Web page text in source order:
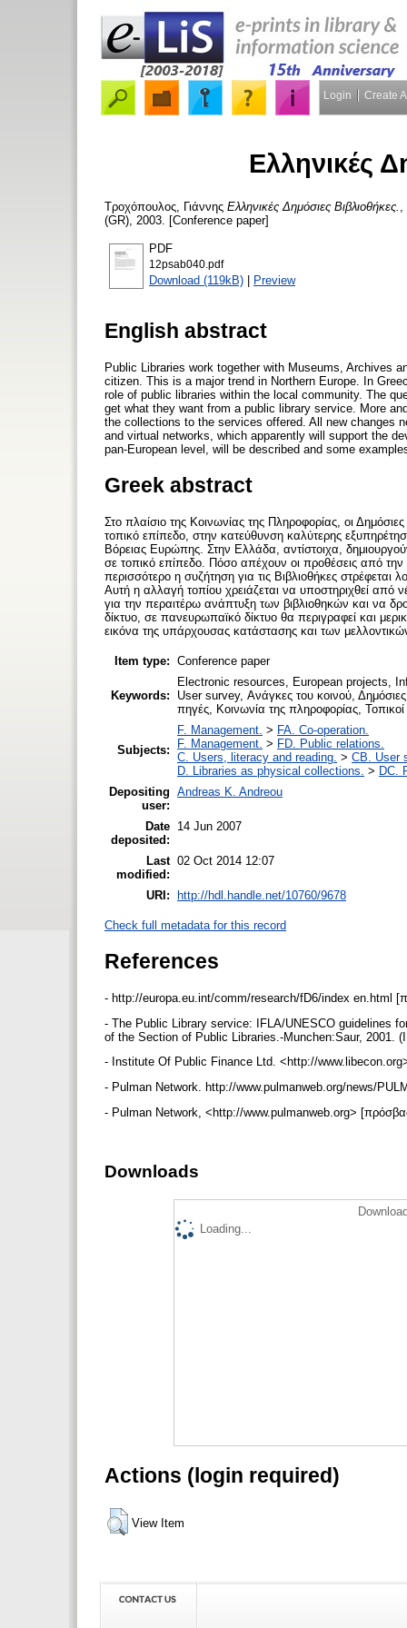
Login Create
Ελληνικές
Τροχόπουλος, Γιάννης Ελληνικές Δημόσιες Βιβλιοθήκες.
(GR), 2003. [Conference paper]
PDF
12psab040.pdf
Download (119kB) | Preview
English abstract
Public Libraries work together with Museums, Archives
citizen. This is a major trend in Northern Europe. In
role of public libraries within the local community. The
get what they want from a public library service. More
the collections to the services offered. All new changes
and virtual networks, which apparently will support the
pan-European level, will be described and some
Greek abstract
Στο πλαίσιο της Κοινωνίας της Πληροφορίας, οι
τοπικό επίπεδο, στην κατεύθυνση καλύτερης
Βόρειας Ευρώπης. Στην Ελλάδα, αντίστοιχα,
σε τοπικό επίπεδο. Πόσο απέχουν οι προθέσεις από την
περισσότερο η συζήτηση για τις Βιβλιοθήκες
Αυτή η αλλαγή τοπίου χρειάζεται να υποστηριχθεί από
για την περαιτέρω ανάπτυξη των βιβλιοθηκών και να
δίκτυο, σε πανευρωπαϊκό δίκτυο θα περιγραφεί και
εικόνα της υπάρχουσας κατάστασης και των
Item type: Conference paper
Keywords:
Electronic resources, European projects,
User survey, Ανάγκες του κοινού,
πηγές, Κοινωνία της πληροφορίας, Τοπικοί
Subjects:
F. Management. > FA. Co-operation.
F. Management. > FD. Public relations.
C. Users, literacy and reading. > CB. User
D. Libraries as physical collections. > DC.
Depositing
user:
Andreas K. Andreou
Date
deposited:
14 Jun 2007
Last
modified:
02 Oct 2014 12:07
URI: http://hdl.handle.net/10760/9678
Check full metadata for this record
References
- http://europa.eu.int/comm/research/fD6/index en.html
- The Public Library service: IFLA/UNESCO guidelines
of the Section of Public Libraries.-Munchen:Saur, 2001.
- Institute Of Public Finance Ltd. <http://
- Pulman Network. http://www.pulmanweb.org/news/
- Pulman Network, <http://www.pulmanweb.org>
Downloads
Loading...
Actions (login required)
View Item